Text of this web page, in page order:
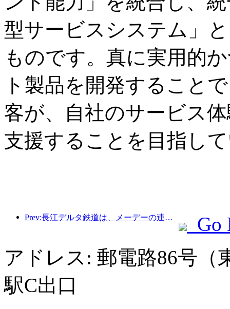
型サービスシステム」
ものです。真に実用的
ト製品を開発すること
客が、自社のサービス
支援することを目指し
Prev:長江デルタ鉄道は、メーデーの連休期間中に2138万人以上の乗客を輸送した。
Go
アドレス: 郵電路86号（
駅C出口